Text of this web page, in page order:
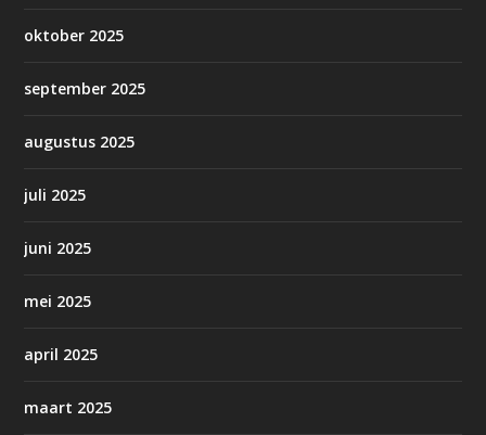
oktober 2025
september 2025
augustus 2025
juli 2025
juni 2025
mei 2025
april 2025
maart 2025